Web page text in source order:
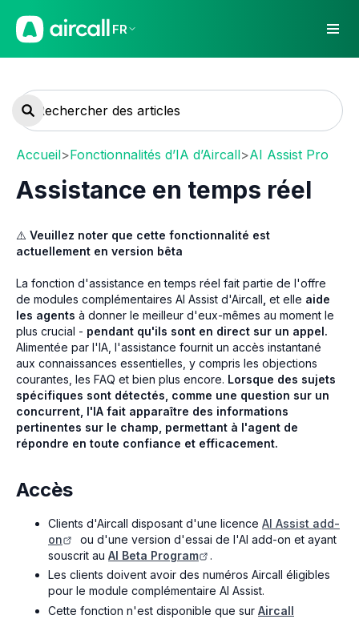
FR
Accueil>Fonctionnalités d’IA d’Aircall>AI Assist Pro
Assistance en temps réel
⚠️ Veuillez noter que cette fonctionnalité est
actuellement en version bêta
La fonction d'assistance en temps réel fait partie de l'offre
de modules complémentaires AI Assist d'Aircall et elle aide
les agents à donner le meilleur d'eux-mêmes au moment le
plus crucial - pendant qu'ils sont en direct sur un appel.
Alimentée par l'IA, l'assistance fournit un accès instantané
aux connaissances essentielles, y compris les objections
courantes, les FAQ et bien plus encore. Lorsque des sujets
spécifiques sont détectés, comme une question sur un
concurrent, l'IA fait apparaître des informations
pertinentes sur le champ, permettant à l'agent de
répondre en toute confiance et efficacement.
Accès
Clients d'Aircall disposant d'une licence AI Assist add-
on
ou d'une version d'essai de l'AI add-on et ayant
souscrit au AI Beta Program .
Les clients doivent avoir des numéros Aircall éligibles
pour le module complémentaire AI Assist.
Cette fonction n'est disponible que sur Aircall